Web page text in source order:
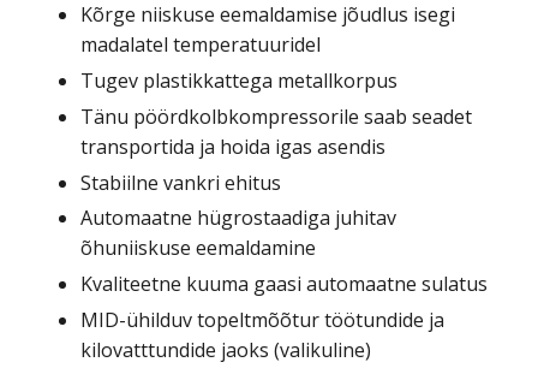
Kõrge niiskuse eemaldamise jõudlus isegi
madalatel temperatuuridel
Tugev plastikkattega metallkorpus
Tänu pöördkolbkompressorile saab seadet
transportida ja hoida igas asendis
Stabiilne vankri ehitus
Automaatne hügrostaadiga juhitav
õhuniiskuse eemaldamine
Kvaliteetne kuuma gaasi automaatne sulatus
MID-ühilduv topeltmõõtur töötundide ja
kilovatttundide jaoks (valikuline)